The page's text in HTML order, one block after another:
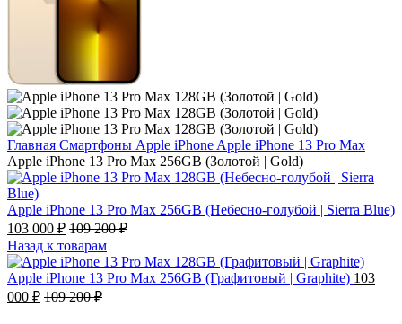
Главная Смартфоны Apple iPhone Apple iPhone 13 Pro Max
Apple iPhone 13 Pro Max 256GB (Золотой | Gold)
Apple iPhone 13 Pro Max 256GB (Небесно-голубой | Sierra Blue)
103 000 ₽ 109 200₽
Назад к товарам
Apple iPhone 13 Pro Max 256GB (Графитовый | Graphite) 103
000 ₽ 109 200₽